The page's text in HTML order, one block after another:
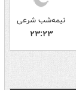
نیمه‌شب شرعی
۲۳:۲۳